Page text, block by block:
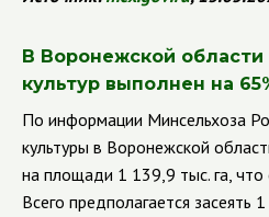
В Воронежской области
культур выполнен на
По информации Минсельхоза
культуры в Воронежской
на площади 1 139,9 тыс. га, что
Всего предполагается засеять